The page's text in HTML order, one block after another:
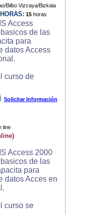
HORAS: 15 horas
Access
de las
para
datos Access
curso de
Solicitar Información
Access 2000
de las
para
datos Acces en
curso se